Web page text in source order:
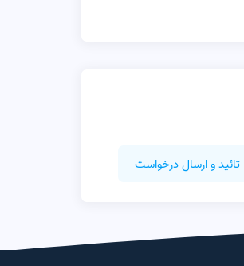
تائید و ارسال درخواست